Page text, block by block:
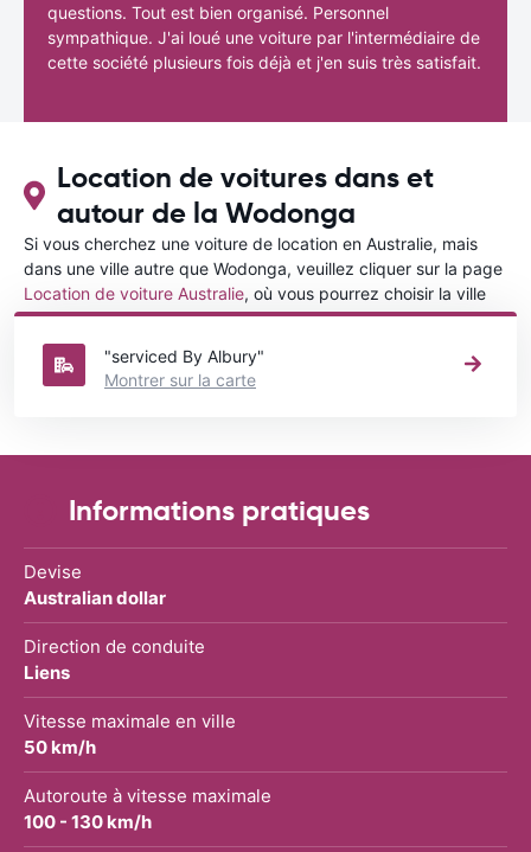
questions. Tout est bien organisé. Personnel
sympathique. J'ai loué une voiture par l'intermédiaire de
cette société plusieurs fois déjà et j'en suis très satisfait.
Location de voitures dans et
autour de la Wodonga
Si vous cherchez une voiture de location en Australie, mais
dans une ville autre que Wodonga, veuillez cliquer sur la page
Location de voiture Australie, où vous pourrez choisir la ville
dans le Australie où vous souhaitez louer une voiture.
"serviced By Albury"
Montrer sur la carte
Informations pratiques
Devise
Australian dollar
Direction de conduite
Liens
Vitesse maximale en ville
50 km/h
Autoroute à vitesse maximale
100 - 130 km/h